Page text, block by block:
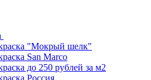
"Мокрый шелк"
San Marco
до 250 рублей за м2
Россия